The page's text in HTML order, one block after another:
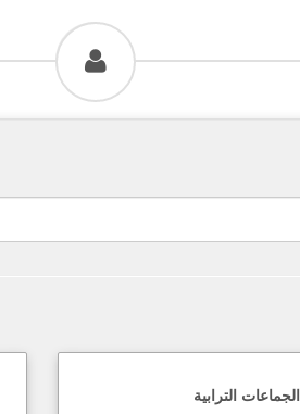
الجماعات الترابية